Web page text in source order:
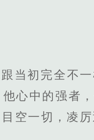
当初完全不
心中的强者
空一切，凌厉